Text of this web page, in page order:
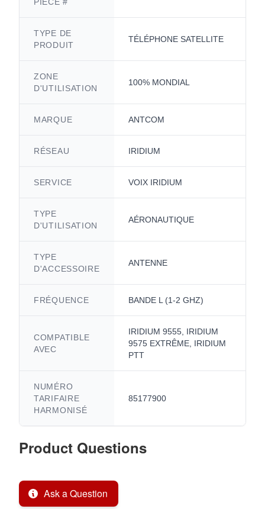
TYPE DE
PRODUIT
TÉLÉPHONE SATELLITE
ZONE
D'UTILISATION
100% MONDIAL
MARQUE ANTCOM
RÉSEAU IRIDIUM
SERVICE VOIX IRIDIUM
TYPE
D'UTILISATION
AÉRONAUTIQUE
TYPE
D'ACCESSOIRE
ANTENNE
FRÉQUENCE BANDE L (1-2 GHZ)
COMPATIBLE
AVEC
IRIDIUM 9555, IRIDIUM
9575 EXTRÊME, IRIDIUM
PTT
NUMÉRO
TARIFAIRE
HARMONISÉ
85177900
Product Questions
Ask a Question